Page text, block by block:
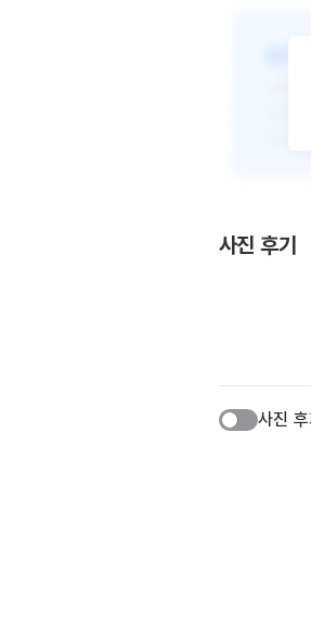
사진 후기
사진